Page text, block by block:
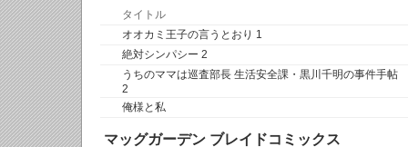
タイトル
オオカミ王子の言うとおり 1
絶対シンパシー 2
うちのママは巡査部長 生活安全課・黒川千明の事件手帖
2
俺様と私
マッグガーデン ブレイドコミックス